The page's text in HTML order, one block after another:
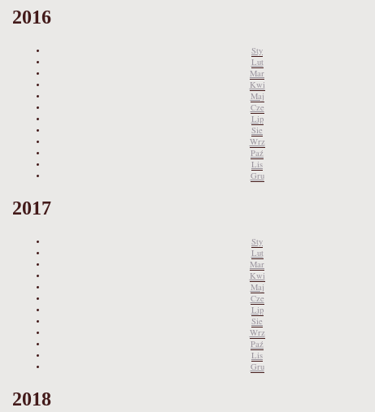
2016
Sty
Lut
Mar
Kwi
Maj
Cze
Lip
Sie
Wrz
Paź
Lis
Gru
2017
Sty
Lut
Mar
Kwi
Maj
Cze
Lip
Sie
Wrz
Paź
Lis
Gru
2018